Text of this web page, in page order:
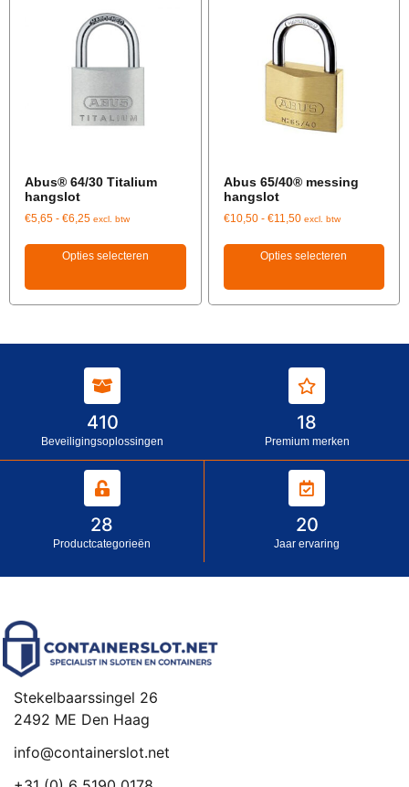
Abus® 64/30 Titalium
hangslot
€5,65 - €6,25 excl. btw
Opties selecteren
Abus 65/40® messing
hangslot
€10,50 - €11,50 excl. btw
Opties selecteren
410
Beveiligingsoplossingen
18
Premium merken
28
Productcategorieën
20
Jaar ervaring
Stekelbaarssingel 26
2492 ME Den Haag
info@containerslot.net